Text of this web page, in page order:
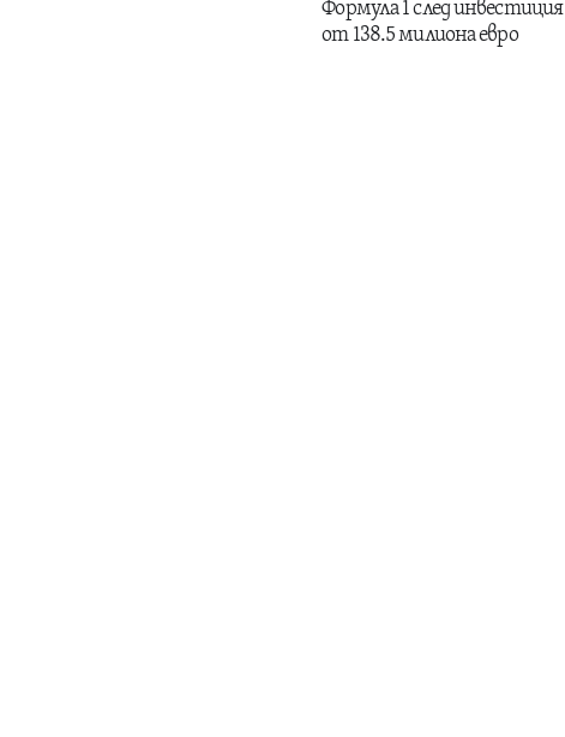
Формула 1 след инвестиция
от 138.5 милиона евро